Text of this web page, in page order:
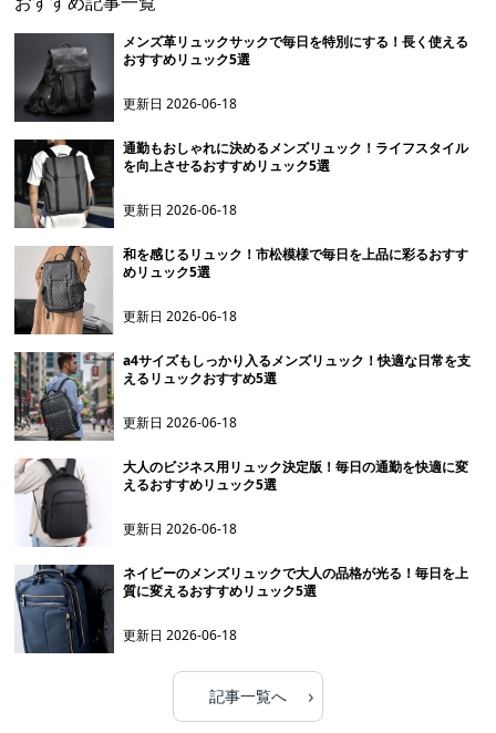
メンズ革リュックサックで毎日を特別にする！長く使える
おすすめリュック5選
更新日2026-06-18
通勤もおしゃれに決めるメンズリュック！ライフスタイル
を向上させるおすすめリュック5選
更新日2026-06-18
和を感じるリュック！市松模様で毎日を上品に彩るおすす
めリュック5選
更新日2026-06-18
a4サイズもしっかり入るメンズリュック！快適な日常を支
えるリュックおすすめ5選
更新日2026-06-18
大人のビジネス用リュック決定版！毎日の通勤を快適に変
えるおすすめリュック5選
更新日2026-06-18
ネイビーのメンズリュックで大人の品格が光る！毎日を上
質に変えるおすすめリュック5選
更新日2026-06-18
記事一覧へ ›